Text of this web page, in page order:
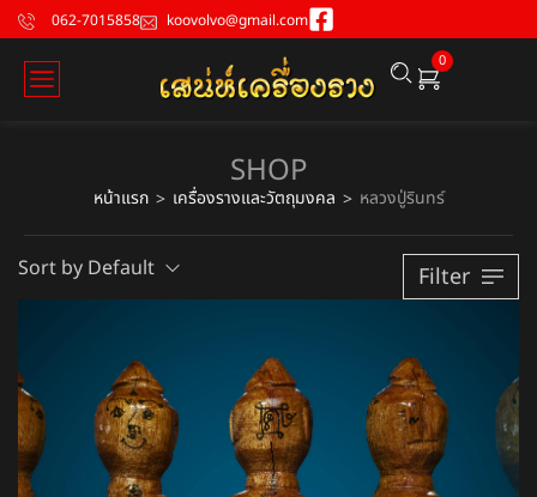
062-7015858 koovolvo@gmail.com
0
SHOP
หน้าแรก > เครื่องรางและวัตถุมงคล > หลวงปู่รินทร์
Sort by Default Filter